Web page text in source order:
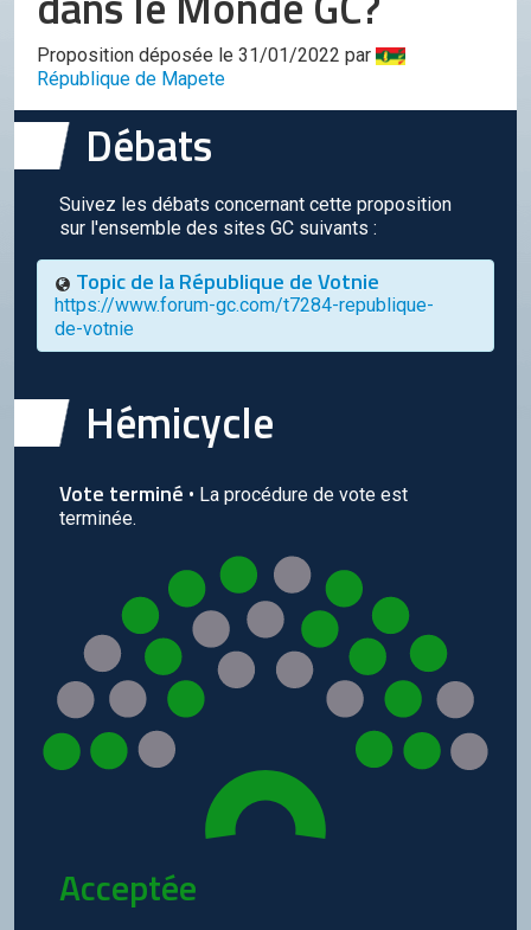
Assemblée générale
Géographie
Histoire
Économie
Politique
Génération City
L'UNIVERS GC
Le forum
CONTRIBUER
GitHub
Proposition déposée le 31/01/2022 par
République de Mapete
Débats
Suivez les débats concernant cette proposition
sur l'ensemble des sites GC suivants :
Topic de la République de Votnie
https://www.forum-gc.com/t7284-republique-
de-votnie
Hémicycle
Vote terminé • La procédure de vote est
terminée.
Acceptée